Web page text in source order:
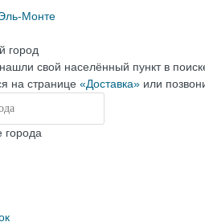
Монте
город
свой населённый пункт в
на странице «Доставка» или
города